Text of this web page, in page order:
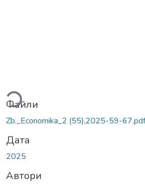
Вантажиться...
Файли
Zb._Economika_2 (55),2025-59-
Дата
2025
Автори